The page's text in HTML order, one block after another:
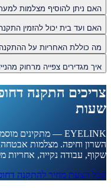
האם ניתן להוסיף מצלמות
האם ועד בית יכול להזמין
מה כוללת האחריות על
איך מגדירים צפייה מרחוק
שעות
שקוף, עבודה נקייה, אחריות מלאה.
קבל הצעת מחיר להתקנה